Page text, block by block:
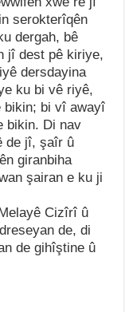
serokterîqên
dergah, bê
jî dest pê kiriye,
dersdayina
ku bi vê riyê,
bikin; bi vî awayî
bikin. Di nav
de jî, şaîr û
giranbiha
şairan e ku ji
Cizîrî û
de, di
de gihîştine û